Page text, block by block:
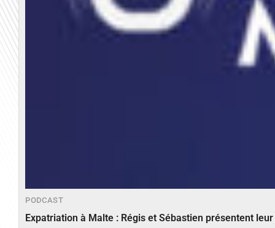
PODCAST
Expatriation à Malte : Régis et Sébastien présentent